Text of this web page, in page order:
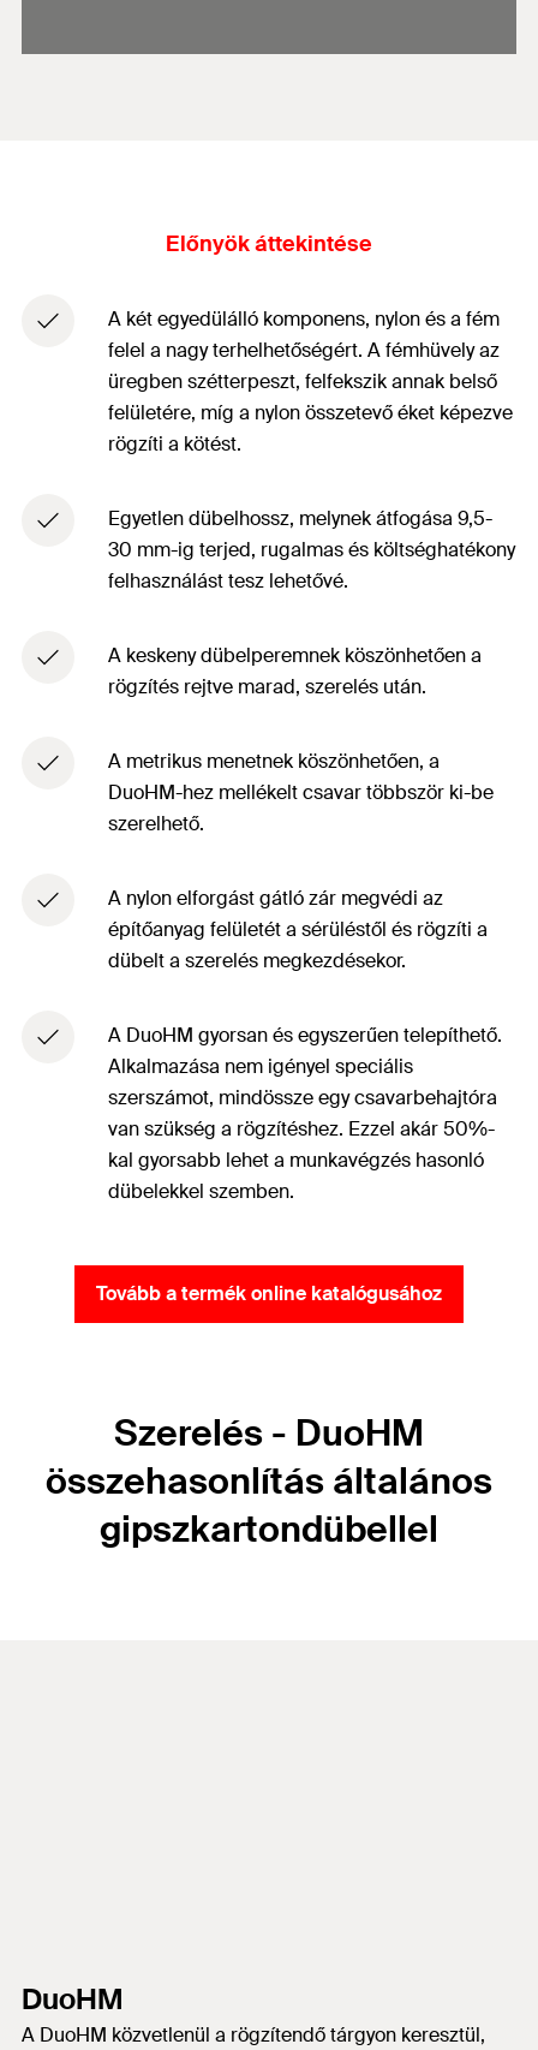
Előnyök áttekintése
A két egyedülálló komponens, nylon és a fém
felel a nagy terhelhetőségért. A fémhüvely az
üregben szétterpeszt, felfekszik annak belső
felületére, míg a nylon összetevő éket képezve
rögzíti a kötést.
Egyetlen dübelhossz, melynek átfogása 9,5-
30 mm-ig terjed, rugalmas és költséghatékony
felhasználást tesz lehetővé.
A keskeny dübelperemnek köszönhetően a
rögzítés rejtve marad, szerelés után.
A metrikus menetnek köszönhetően, a
DuoHM-hez mellékelt csavar többször ki-be
szerelhető.
A nylon elforgást gátló zár megvédi az
építőanyag felületét a sérüléstől és rögzíti a
dübelt a szerelés megkezdésekor.
A DuoHM gyorsan és egyszerűen telepíthető.
Alkalmazása nem igényel speciális
szerszámot, mindössze egy csavarbehajtóra
van szükség a rögzítéshez. Ezzel akár 50%-
kal gyorsabb lehet a munkavégzés hasonló
dübelekkel szemben.
Tovább a termék online katalógusához
Szerelés - DuoHM
összehasonlítás általános
gipszkartondübellel
DuoHM
A DuoHM közvetlenül a rögzítendő tárgyon keresztül,